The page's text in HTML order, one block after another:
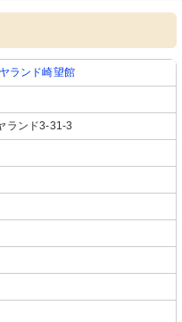
ランド崎望館
ランド3-31-3